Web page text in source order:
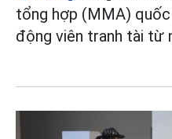
tổng hợp (MMA) quốc
động viên tranh tài từ